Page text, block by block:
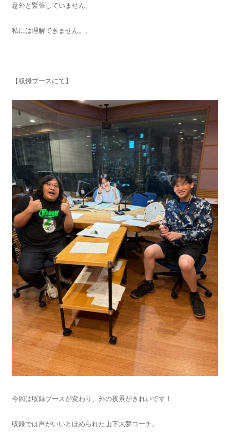
意外と緊張していません。
私には理解できません。。
【収録ブースにて】
今回は収録ブースが変わり、外の夜景がきれいです！
収録では声がいいとほめられた山下大夢コーチ。